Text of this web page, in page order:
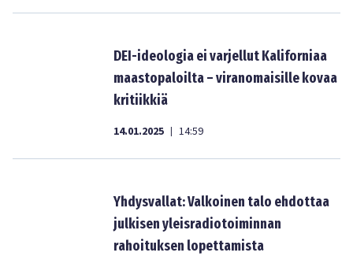
DEI-ideologia ei varjellut Kaliforniaa
maastopaloilta – viranomaisille kovaa
kritiikkiä
14.01.2025 | 14:59
Yhdysvallat: Valkoinen talo ehdottaa
julkisen yleisradiotoiminnan
rahoituksen lopettamista